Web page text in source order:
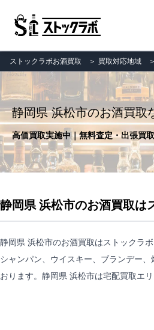
ストックラボお酒買取 ＞ 買取対応地域 ＞
静岡県 浜松市のお酒買取
高価買取実施中｜無料査定・出張買
静岡県 浜松市のお酒買取は
静岡県 浜松市のお酒買取はストックラ
シャンパン、ウイスキー、ブランデー
おります。静岡県 浜松市は宅配買取エリ